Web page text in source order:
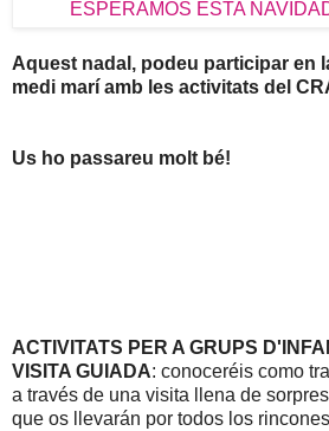
Aquest nadal, podeu participar en
medi marí amb les activitats del
Us ho passareu molt bé!
ACTIVITATS PER A GRUPS
VISITA GUIADA: conoceréis como
a través de una visita llena de
que os llevarán por todos los